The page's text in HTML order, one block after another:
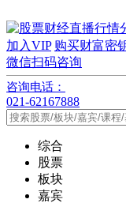
加入VIP 购买财富密
微信扫码咨询
咨询电话：
021-62167888
综合
股票
板块
嘉宾